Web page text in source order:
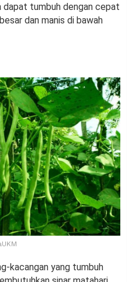
dapat tumbuh dengan cepat
dan manis di bawah
kacangan yang tumbuh